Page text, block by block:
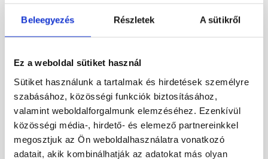
Beleegyezés Részletek A sütikről
Ez a weboldal sütiket használ
Sütiket használunk a tartalmak és hirdetések személyre
szabásához, közösségi funkciók biztosításához,
valamint weboldalforgalmunk elemzéséhez. Ezenkívül
közösségi média-, hirdető- és elemező partnereinkkel
megosztjuk az Ön weboldalhasználatra vonatkozó
adatait, akik kombinálhatják az adatokat más olyan
NAFI kerítésfedlap fehér
40x100x4 cm
NAFI kerítésfedlap szürke
30x100x4 cm